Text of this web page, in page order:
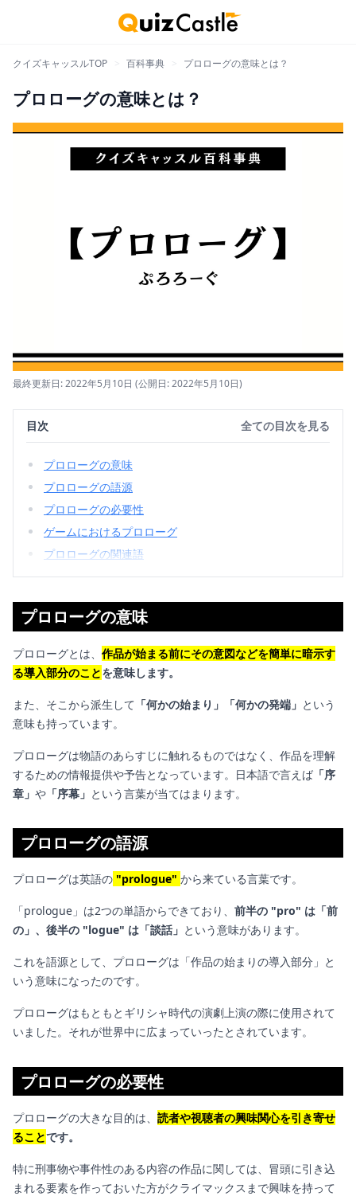
クイズキャッスルTOP 百科事典 プロローグの意味とは？
プロローグの意味とは？
最終更新日: 2022年5月10日 (公開日: 2022年5月10日)
目次
プロローグの意味
プロローグの語源
プロローグの必要性
ゲームにおけるプロローグ
プロローグの関連語
全ての目次を見る
プロローグの意味
プロローグとは、 作品が始まる前にその意図などを簡単に暗示す
る導入部分のことを意味します。
また、そこから派生して 「何かの始まり」「何かの発端」 という
意味も持っています。
プロローグは物語のあらすじに触れるものではなく、作品を理解
するための情報提供や予告となっています。日本語で言えば 「序
章」 や 「序幕」 という言葉が当てはまります。
プロローグの語源
プロローグは英語の "prologue" から来ている言葉です。
「prologue」は2つの単語からできており、 前半の "pro" は「前
の」、後半の "logue" は「談話」 という意味があります。
これを語源として、プロローグは「作品の始まりの導入部分」と
いう意味になったのです。
プロローグはもともとギリシャ時代の演劇上演の際に使用されて
いました。それが世界中に広まっていったとされています。
プロローグの必要性
プロローグの大きな目的は、 読者や視聴者の興味関心を引き寄せ
ることです。
特に刑事物や事件性のある内容の作品に関しては、冒頭に引き込
まれる要素を作っておいた方がクライマックスまで興味を持って